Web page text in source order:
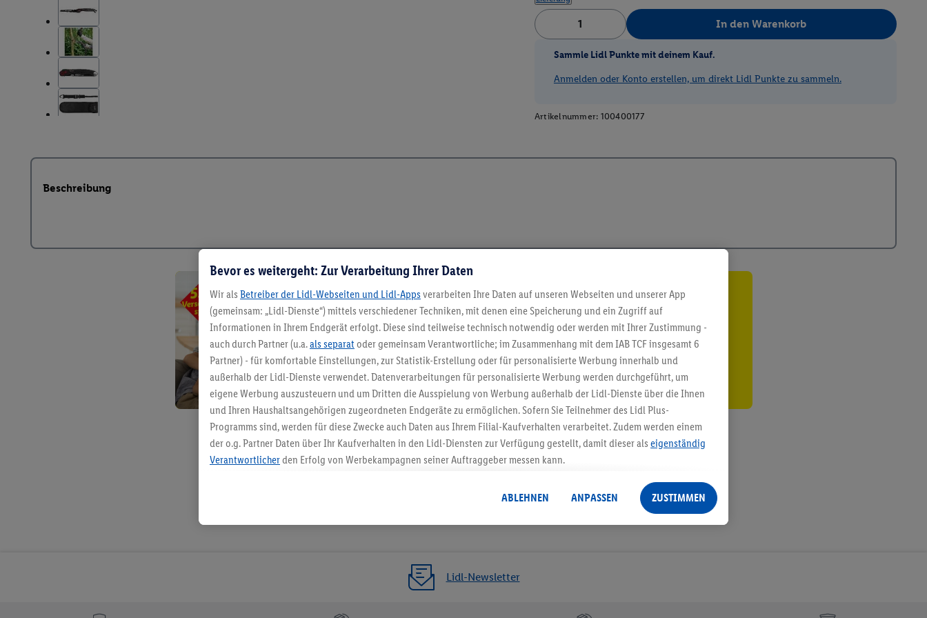
In den Warenkorb
Sammle Lidl Punkte mit deinem Kauf.
Anmelden oder Konto erstellen, um direkt Lidl Punkte zu sammeln.
Artikelnummer: 100400177
Beschreibung
5.95 € Versand sparen³²ᵃ
Jetzt zum Newsletter anmelden
Gutschein sichern!
Lidl-Newsletter
Bevor es weitergeht: Zur Verarbeitung Ihrer Daten
Wir als Betreiber der Lidl-Webseiten und Lidl-Apps verarbeiten Ihre Daten auf unseren Webseiten und unserer App
(gemeinsam: „Lidl-Dienste“) mittels verschiedener Techniken, mit denen eine Speicherung und ein Zugriff auf
Informationen in Ihrem Endgerät erfolgt. Diese sind teilweise technisch notwendig oder werden mit Ihrer Zustimmung -
auch durch Partner (u.a.als separat oder gemeinsam Verantwortliche; im Zusammenhang mit dem IAB TCF insgesamt 6
Partner) - für komfortable Einstellungen, zur Statistik-Erstellung oder für personalisierte Werbung innerhalb und
außerhalb der Lidl-Dienste verwendet. Datenverarbeitungen für personalisierte Werbung werden durchgeführt, um
eigene Werbung auszusteuern und um Dritten die Ausspielung von Werbung außerhalb der Lidl-Dienste über die Ihnen
und Ihren Haushaltsangehörigen zugeordneten Endgeräte zu ermöglichen. Sofern Sie Teilnehmer des Lidl Plus-
Programms sind, werden für diese Zwecke auch Daten aus Ihrem Filial-Kaufverhalten verarbeitet. Zudem werden einem
der o.g. Partner Daten über Ihr Kaufverhalten in den Lidl-Diensten zur Verfügung gestellt, damit dieser als eigenständig
Verantwortlicherden Erfolg von Werbekampagnen seiner Auftraggeber messen kann.
angereicherten Profilen. Dies umfasst die Zusammenführung von Daten (z.B. über Ihre Nutzung der Lidl-Dienste, Ihr
Kaufverhalten in den Lidl-Diensten, Informationen aus Ihrem Kundenkonto - z.B. Alter oder Geschlecht - sowie Ihre
genauen Standortdaten) auch über verschiedene Endgeräte und Lidl-Dienste hinweg einschließlich dem Speichern von
Erfolgsmessung der Werbung, zur Zielgruppenforschung, zur Entwicklung von Angeboten sowie zur technischen
Sicherung und Optimierung dieser Werbeausspielungen.
ABLEHNEN ANPASSEN ZUSTIMMEN